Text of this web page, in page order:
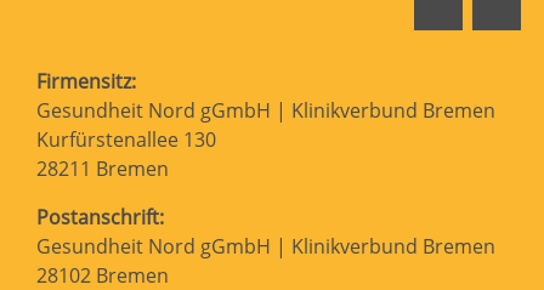
Firmensitz:
Gesundheit Nord gGmbH | Klinikverbund Bremen
Kurfürstenallee 130
28211 Bremen
Postanschrift:
Gesundheit Nord gGmbH | Klinikverbund Bremen
28102 Bremen